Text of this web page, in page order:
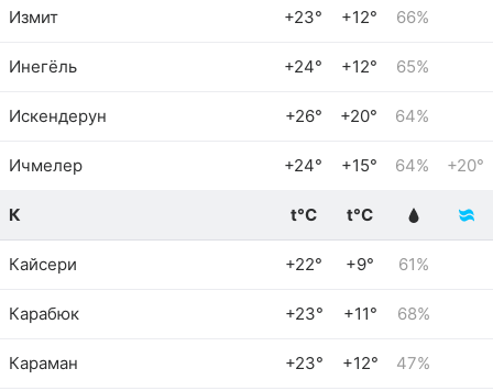
Измит +23° +12° 66%
Инегёль +24° +12° 65%
Искендерун +26° +20° 64%
Ичмелер +24° +15° 64% +20°
К t°C t°C
Кайсери +22° +9° 61%
Карабюк +23° +11° 68%
Караман +23° +12° 47%